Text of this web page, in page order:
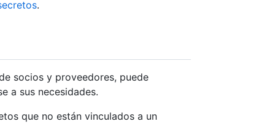
.
socios y proveedores, puede
a sus necesidades.
que no están vinculados a un